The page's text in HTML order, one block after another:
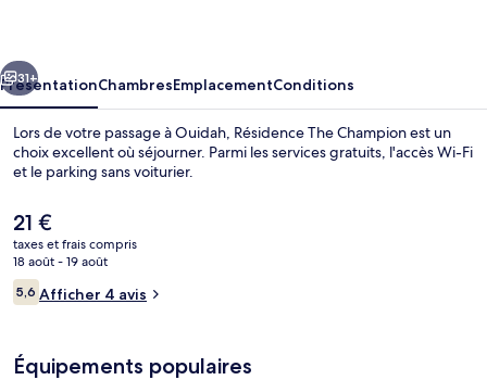
Suivant
31+
PrésentationChambresEmplacementConditions
Lors de votre passage à Ouidah, Résidence The Champion est un
choix excellent où séjourner. Parmi les services gratuits, l'accès Wi-Fi
et le parking sans voiturier.
Le
prix
actuel
est
de
21 €
taxes et frais compris
18 août - 19 août
Avis
voyageurs
5,65,6 sur 10
Afficher 4 avis
Équipements populaires